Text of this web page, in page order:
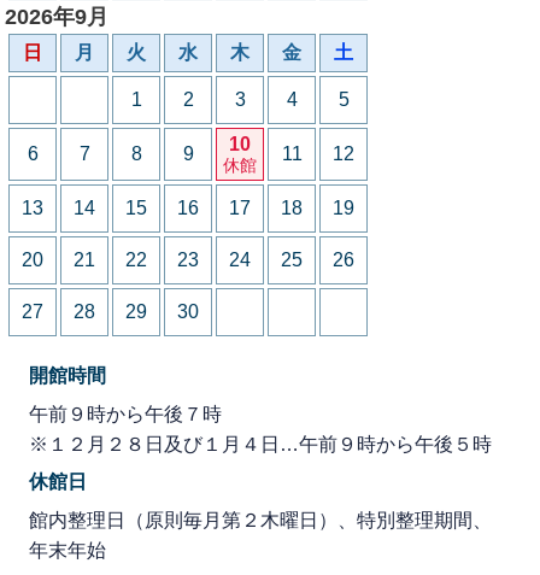
2026年9月
日 月 火 水 木 金 土
1 2 3 4 5
6 7 8 9 10
休館
11 12
13 14 15 16 17 18 19
20 21 22 23 24 25 26
27 28 29 30
開館時間
午前９時から午後７時
※１２月２８日及び１月４日…午前９時から午後５時
休館日
館内整理日（原則毎月第２木曜日）、特別整理期間、
年末年始